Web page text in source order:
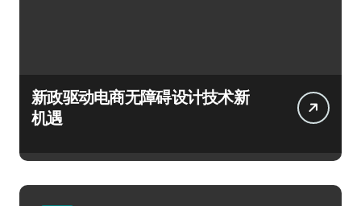
新政驱动电商无障碍设计技术新
机遇